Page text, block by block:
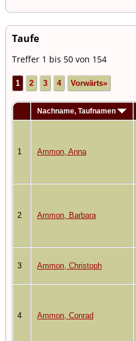
Taufe
Treffer 1 bis 50 von 154
1 2 3 4 Vorwärts»
Nachname, Taufnamen
1 Ammon, Anna
2 Ammon, Barbara
3 Ammon, Christoph
4 Ammon, Conrad